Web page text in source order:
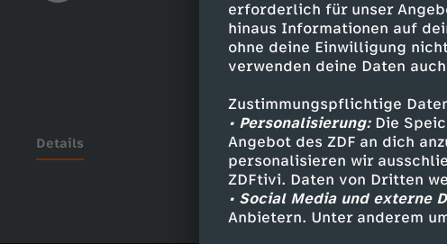
erforderlich für unser
hinaus Informationen auf
ohne deine Einwilligung
verwenden deine Daten
Zustimmungspflichtige
• Personalisierung:Die
Angebot des ZDF an dich
personalisieren wir
ZDFtivi. Daten von Dritten
• Social Media und externe
Anbietern. Unter anderem
Details
Ähnliche